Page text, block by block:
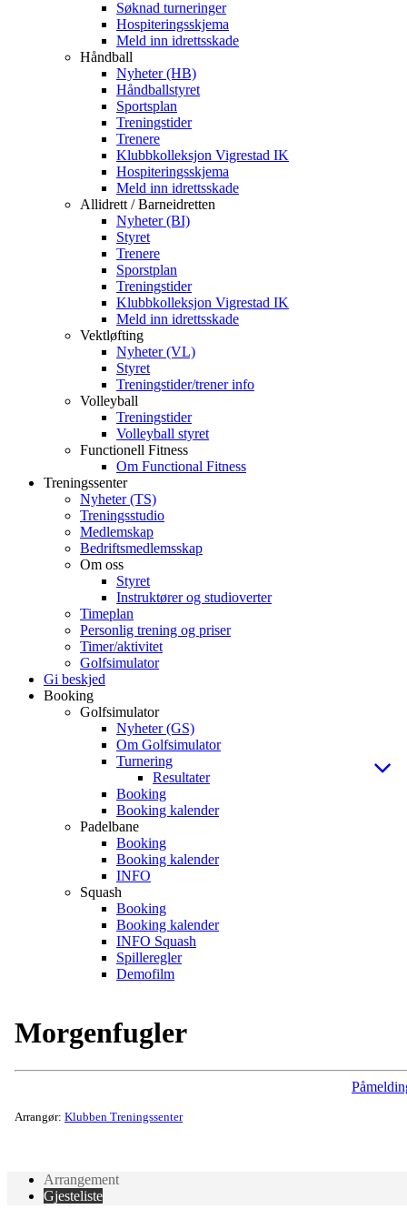
Søknad turneringer
Hospiteringsskjema
Meld inn idrettsskade
Håndball
Nyheter (HB)
Håndballstyret
Sportsplan
Treningstider
Trenere
Klubbkolleksjon Vigrestad IK
Hospiteringsskjema
Meld inn idrettsskade
Allidrett / Barneidretten
Nyheter (BI)
Styret
Trenere
Sporstplan
Treningstider
Klubbkolleksjon Vigrestad IK
Meld inn idrettsskade
Vektløfting
Nyheter (VL)
Styret
Treningstider/trener info
Volleyball
Treningstider
Volleyball styret
Functionell Fitness
Om Functional Fitness
Treningssenter
Nyheter (TS)
Treningsstudio
Medlemskap
Bedriftsmedlemsskap
Om oss
Styret
Instruktører og studioverter
Timeplan
Personlig trening og priser
Timer/aktivitet
Golfsimulator
Gi beskjed
Booking
Golfsimulator
Nyheter (GS)
Om Golfsimulator
Turnering
Resultater
Booking
Booking kalender
Padelbane
Booking
Booking kalender
INFO
Squash
Booking
Booking kalender
INFO Squash
Spilleregler
Demofilm
Morgenfugler
Arrangør: Klubben Treningssenter
Arrangement
Gjesteliste